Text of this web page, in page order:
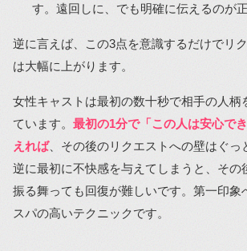
す。遠回しに、でも明確に伝えるのが正
逆に言えば、この3点を意識するだけでリ
は大幅に上がります。
女性キャストは最初の数十秒で相手の人柄
ています。 最初の1分で「この人は安心で
えれば、その後のリクエストへの壁はぐっ
逆に最初に不快感を与えてしまうと、その
振る舞っても回復が難しいです。第一印象
スパの高いテクニックです。